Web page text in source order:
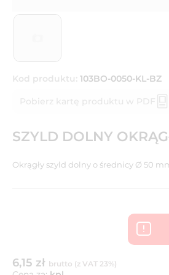
Kod produktu: 103BO-0050-KL-BZ
Pobierz kartę produktu w PDF
SZYLD DOLNY
Okrągły szyld dolny o średnicy Ø 50
6,15 zł brutto (z VAT 23%)